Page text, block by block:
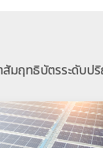
สัมฤทธิบัตรระดับ